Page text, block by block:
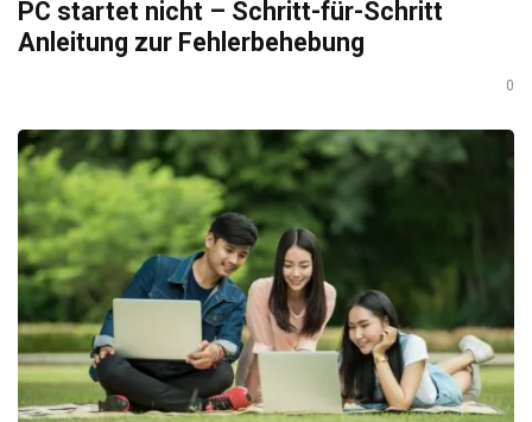
PC startet nicht – Schritt-für-Schritt
Anleitung zur Fehlerbehebung
0